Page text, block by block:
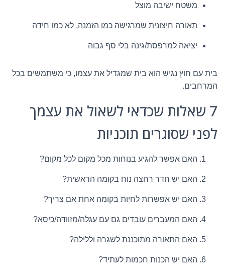
משטח ישיבה מוצל
תאורה חיצונית שמרגישה כמו הזמנה, לא כמו חידה
יציאה למרפסת/גינה בלי סף גבוה
בית עם חוץ נגיש הוא בית שמגדיל את עצמו, כי משתמשים בכל
המרחבים.
7 שאלות שכדאי לשאול את עצמך
לפני שסוגרים תוכניות
האם אפשר להגיע בנוחות מכל מקום לכל מקום?
האם יש חדר רחצה נוח בקומה הראשית?
האם יש אפשרות לחיות בקומה אחת אם צריך?
האם המעברים עובדים גם עם עגלה/מזוודה/כיסא?
האם התאורה מתוכננת לשגרה וללילה?
האם יש הכנות חכמות לעתיד?